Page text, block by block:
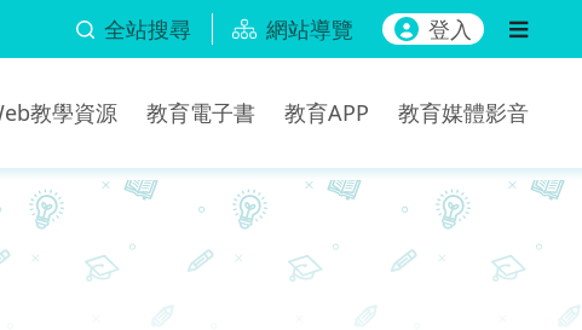
全站搜尋 網站導覽 登入
教學資源 教育電子書 教育APP 教育媒體影音